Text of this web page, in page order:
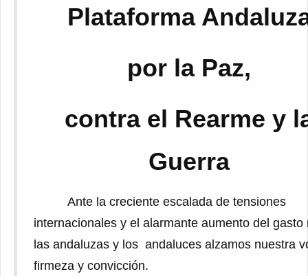
Plataforma
por la Paz,
contra el Rearme y
Guerra
Ante la creciente escalada de tensiones
internacionales y el alarmante aumento del gasto
las andaluzas y los andaluces alzamos nuestra
firmeza y convicción.